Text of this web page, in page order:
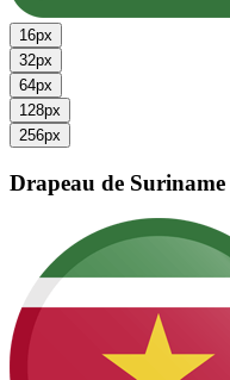
16px
32px
64px
128px
256px
Drapeau de Suriname